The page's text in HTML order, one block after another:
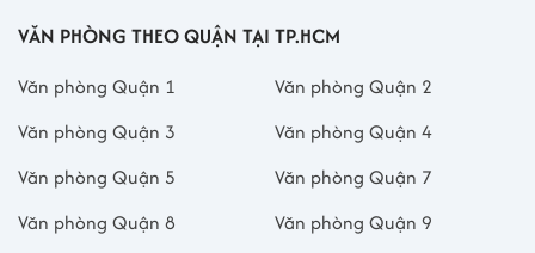
VĂN PHÒNG THEO QUẬN TẠI TP.HCM
Văn phòng Quận 1
Văn phòng Quận 2
Văn phòng Quận 3
Văn phòng Quận 4
Văn phòng Quận 5
Văn phòng Quận 7
Văn phòng Quận 8
Văn phòng Quận 9